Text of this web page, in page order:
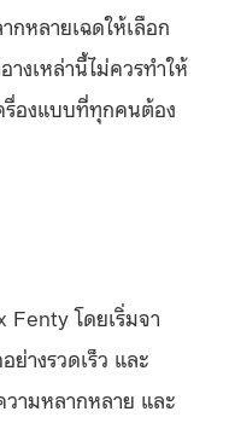
กหลายเฉดให้เลือก
างเหล่านี้ไม่ควรทำให้
รื่องแบบที่ทุกคนต้อง
Fenty โดยเริ่มจา
างรวดเร็ว และ
วามหลากหลาย และ